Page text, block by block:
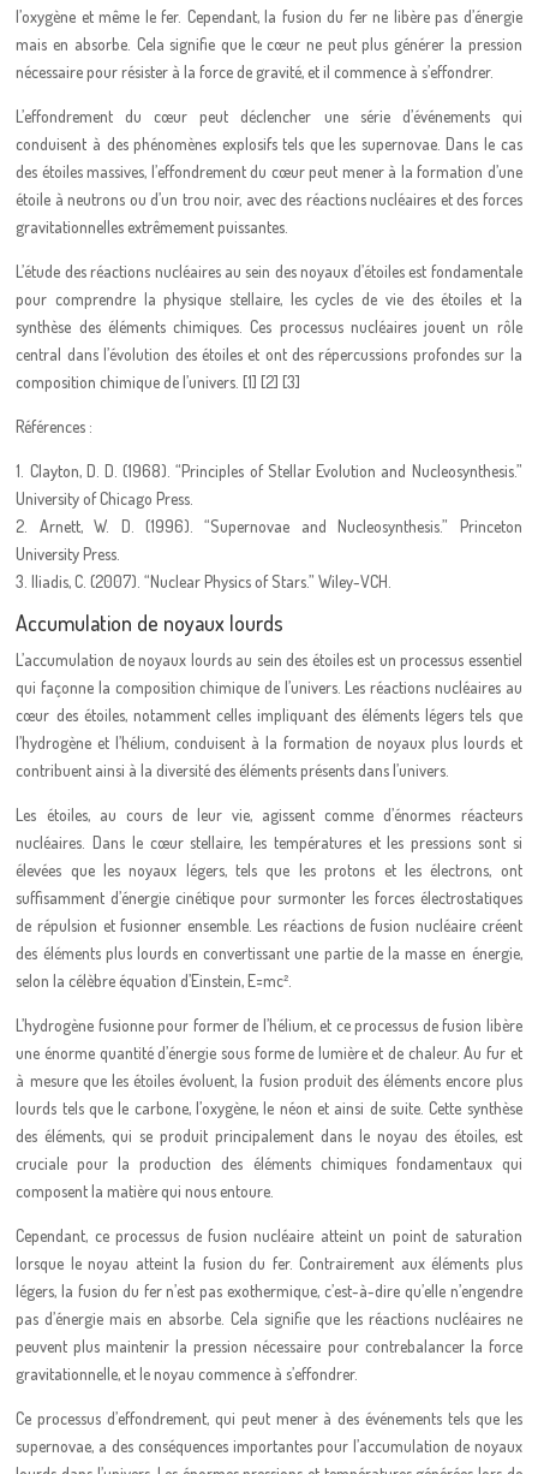
l’oxygène et même le fer. Cependant, la fusion du fer ne libère pas d’énergie
mais en absorbe. Cela signifie que le cœur ne peut plus générer la pression
nécessaire pour résister à la force de gravité, et il commence à s’effondrer.
L’effondrement du cœur peut déclencher une série d’événements qui
conduisent à des phénomènes explosifs tels que les supernovae. Dans le cas
des étoiles massives, l’effondrement du cœur peut mener à la formation d’une
étoile à neutrons ou d’un trou noir, avec des réactions nucléaires et des forces
gravitationnelles extrêmement puissantes.
L’étude des réactions nucléaires au sein des noyaux d’étoiles est fondamentale
pour comprendre la physique stellaire, les cycles de vie des étoiles et la
synthèse des éléments chimiques. Ces processus nucléaires jouent un rôle
central dans l’évolution des étoiles et ont des répercussions profondes sur la
composition chimique de l’univers. [1] [2] [3]
Références :
1. Clayton, D. D. (1968). “Principles of Stellar Evolution and Nucleosynthesis.”
University of Chicago Press.
2. Arnett, W. D. (1996). “Supernovae and Nucleosynthesis.” Princeton
University Press.
3. Iliadis, C. (2007). “Nuclear Physics of Stars.” Wiley-VCH.
Accumulation de noyaux lourds
L’accumulation de noyaux lourds au sein des étoiles est un processus essentiel
qui façonne la composition chimique de l’univers. Les réactions nucléaires au
cœur des étoiles, notamment celles impliquant des éléments légers tels que
l’hydrogène et l’hélium, conduisent à la formation de noyaux plus lourds et
contribuent ainsi à la diversité des éléments présents dans l’univers.
Les étoiles, au cours de leur vie, agissent comme d’énormes réacteurs
nucléaires. Dans le cœur stellaire, les températures et les pressions sont si
élevées que les noyaux légers, tels que les protons et les électrons, ont
suffisamment d’énergie cinétique pour surmonter les forces électrostatiques
de répulsion et fusionner ensemble. Les réactions de fusion nucléaire créent
des éléments plus lourds en convertissant une partie de la masse en énergie,
selon la célèbre équation d’Einstein, E=mc².
L’hydrogène fusionne pour former de l’hélium, et ce processus de fusion libère
une énorme quantité d’énergie sous forme de lumière et de chaleur. Au fur et
à mesure que les étoiles évoluent, la fusion produit des éléments encore plus
lourds tels que le carbone, l’oxygène, le néon et ainsi de suite. Cette synthèse
des éléments, qui se produit principalement dans le noyau des étoiles, est
cruciale pour la production des éléments chimiques fondamentaux qui
composent la matière qui nous entoure.
Cependant, ce processus de fusion nucléaire atteint un point de saturation
lorsque le noyau atteint la fusion du fer. Contrairement aux éléments plus
légers, la fusion du fer n’est pas exothermique, c’est-à-dire qu’elle n’engendre
pas d’énergie mais en absorbe. Cela signifie que les réactions nucléaires ne
peuvent plus maintenir la pression nécessaire pour contrebalancer la force
gravitationnelle, et le noyau commence à s’effondrer.
Ce processus d’effondrement, qui peut mener à des événements tels que les
supernovae, a des conséquences importantes pour l’accumulation de noyaux